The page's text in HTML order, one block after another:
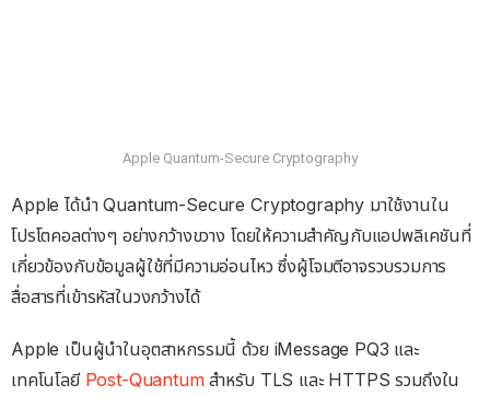
Apple Quantum-Secure Cryptography
Apple ได้นำ Quantum-Secure Cryptography มาใช้งานใน
โปรโตคอลต่างๆ อย่างกว้างขวาง โดยให้ความสำคัญกับแอปพลิเคชันที่
เกี่ยวข้องกับข้อมูลผู้ใช้ที่มีความอ่อนไหว ซึ่งผู้โจมตีอาจรวบรวมการ
สื่อสารที่เข้ารหัสในวงกว้างได้
Apple เป็นผู้นำในอุตสาหกรรมนี้ ด้วย iMessage PQ3 และ
เทคโนโลยี Post-Quantumสำหรับ TLS และ HTTPS รวมถึงใน